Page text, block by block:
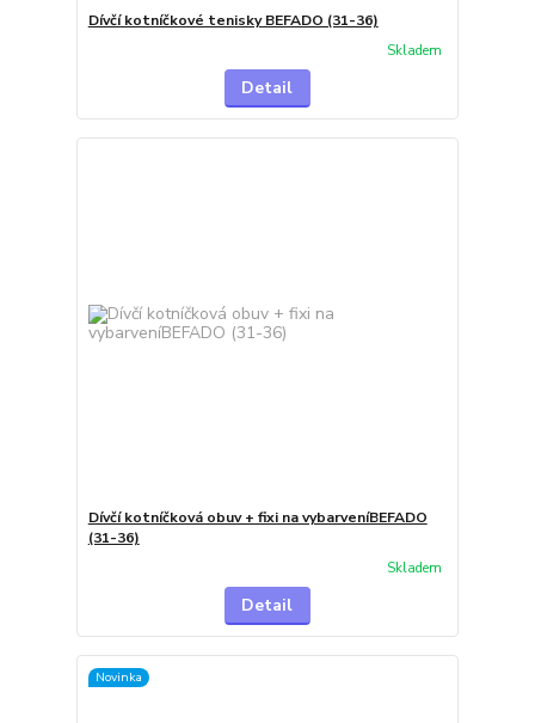
Dívčí kotníčkové tenisky BEFADO (31-36)
Skladem
Detail
Dívčí kotníčková obuv + fixi na vybarveníBEFADO
(31-36)
Skladem
Detail
Novinka